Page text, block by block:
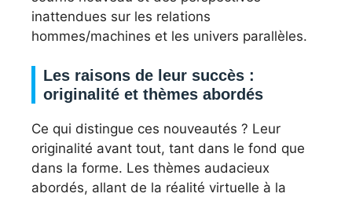
inattendues sur les relations
hommes/machines et les univers parallèles.
Les raisons de leur succès :
originalité et thèmes abordés
Ce qui distingue ces nouveautés ? Leur
originalité avant tout, tant dans le fond que
dans la forme. Les thèmes audacieux
abordés, allant de la réalité virtuelle à la